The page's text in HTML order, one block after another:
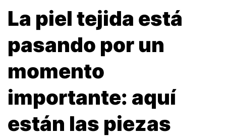
La piel tejida está
pasando por un
momento
importante: aquí
están las piezas